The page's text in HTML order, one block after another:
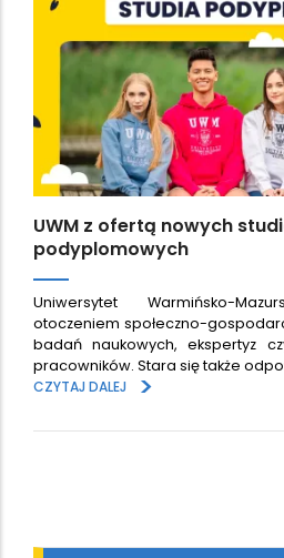
UWM z ofertą nowych
podyplomowych
Uniwersytet Warmińsko-
otoczeniem społeczno-
badań naukowych, ekspertyz
pracowników. Stara się także
CZYTAJ DALEJ
>